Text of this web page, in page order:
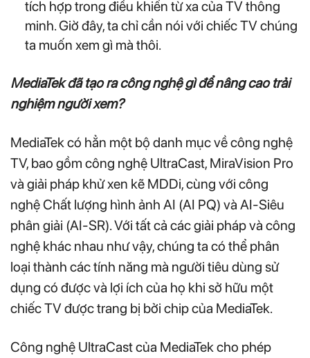
tích hợp trong điều khiển từ xa của TV thông
minh. Giờ đây, ta chỉ cần nói với chiếc TV chúng
ta muốn xem gì mà thôi.
MediaTek đã tạo ra công nghệ gì để nâng cao trải
nghiệm người xem?
MediaTek có hẳn một bộ danh mục về công nghệ
TV, bao gồm công nghệ UltraCast, MiraVision Pro
và giải pháp khử xen kẽ MDDi, cùng với công
nghệ Chất lượng hình ảnh AI (AI PQ) và AI-Siêu
phân giải (AI-SR). Với tất cả các giải pháp và công
nghệ khác nhau như vậy, chúng ta có thể phân
loại thành các tính năng mà người tiêu dùng sử
dụng có được và lợi ích của họ khi sở hữu một
chiếc TV được trang bị bởi chip của MediaTek.
Công nghệ UltraCast của MediaTek cho phép